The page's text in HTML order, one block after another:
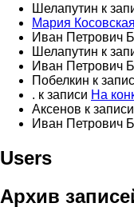
Шелапутин к
Мария Косовская
Иван Петрович
Шелапутин к
Иван Петрович
Побелкин к
. к записи На
Аксенов к записи
Иван Петрович
Users
Архив